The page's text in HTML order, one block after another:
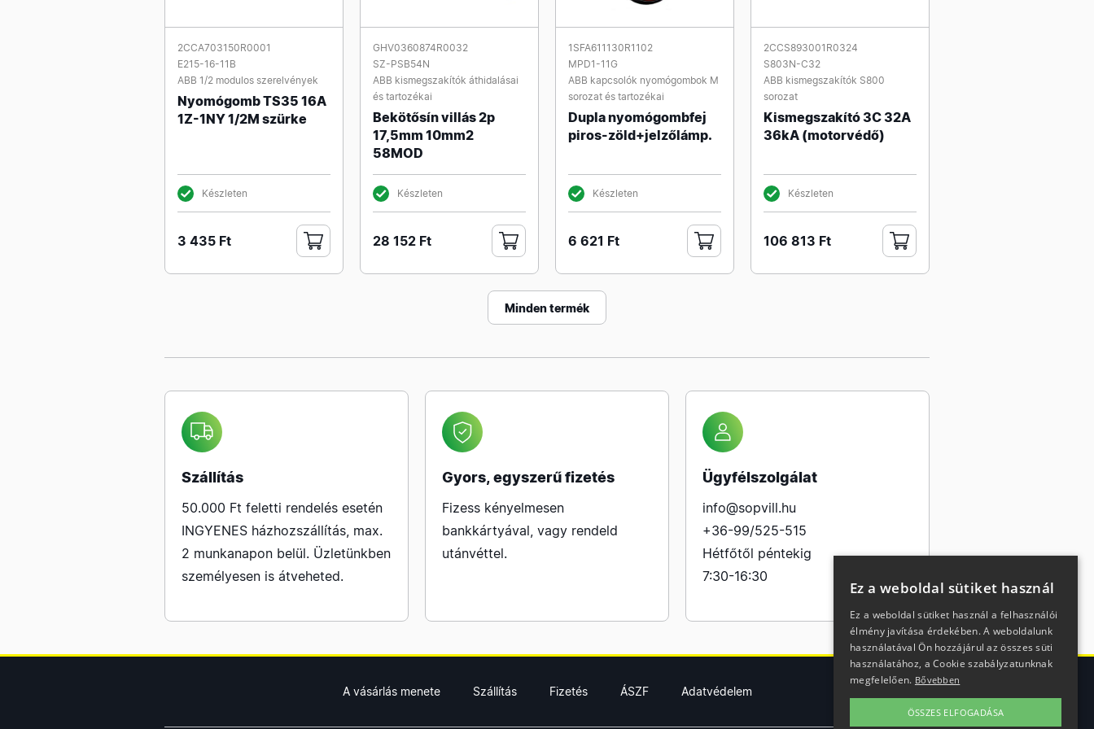
2CCA703150R0001
E215-16-11B
ABB 1/2 modulos szerelvények
Nyomógomb TS35 16A
1Z-1NY 1/2M szürke
Készleten
3 435 Ft
GHV0360874R0032
SZ-PSB54N
ABB kismegszakítók áthidalásai
és tartozékai
Bekötősín villás 2p
17,5mm 10mm2
58MOD
Készleten
28 152 Ft
1SFA611130R1102
MPD1-11G
ABB kapcsolók nyomógombok M
sorozat és tartozékai
Dupla nyomógombfej
piros-zöld+jelzőlámp.
Készleten
6 621 Ft
2CCS893001R0324
S803N-C32
ABB kismegszakítók S800
sorozat
Kismegszakító 3C 32A
36kA (motorvédő)
Készleten
106 813 Ft
Minden termék
Szállítás
50.000 Ft feletti rendelés esetén
INGYENES házhozszállítás, max.
2 munkanapon belül. Üzletünkben
személyesen is átveheted.
Gyors, egyszerű fizetés
Fizess kényelmesen
bankkártyával, vagy rendeld
utánvéttel.
Ügyfélszolgálat
info@sopvill.hu
+36-99/525-515
Hétfőtől péntekig
7:30-16:30
A vásárlás menete Szállítás Fizetés ÁSZF Adatvédelem
Ez a weboldal sütiket használ
Ez a weboldal sütiket használ a felhasználói
élmény javítása érdekében. A weboldalunk
használatával Ön hozzájárul az összes süti
használatához, a Cookie szabályzatunknak
megfelelően. Bővebben
ÖSSZES ELFOGADÁSA